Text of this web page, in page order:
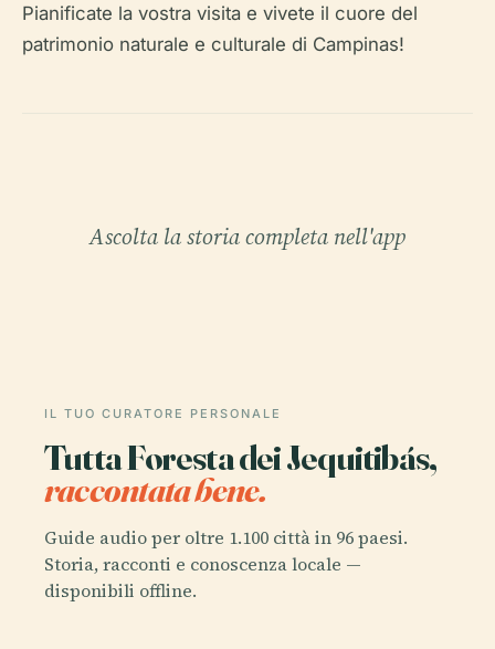
Pianificate la vostra visita e vivete il cuore del
patrimonio naturale e culturale di Campinas!
Ascolta la storia completa nell'app
IL TUO CURATORE PERSONALE
Tutta Foresta dei Jequitibás,
raccontata bene.
Guide audio per oltre 1.100 città in 96 paesi.
Storia, racconti e conoscenza locale —
disponibili offline.